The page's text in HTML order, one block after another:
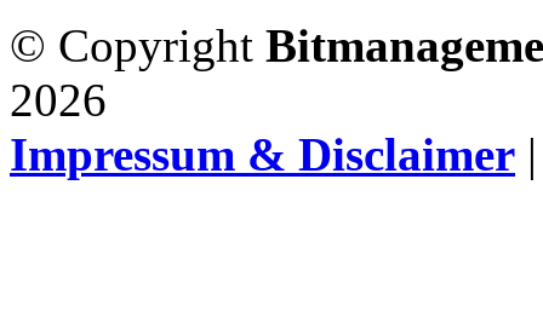
© Copyright
2026
Impressum & Disclaimer